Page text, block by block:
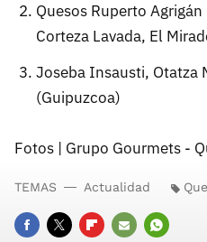
Quesos Ruperto
Corteza Lavada, El
Joseba Insausti, Otatza
(Guipuzcoa)
Fotos | Grupo Gourmets -
TEMAS Actualidad